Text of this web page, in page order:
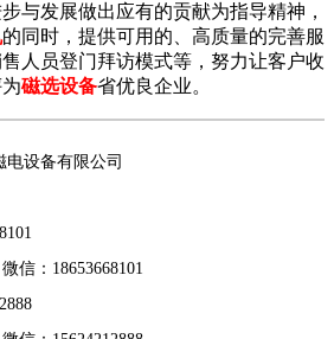
与发展做出应有的贡献为指导精神，
的同时，提供可用的、高质量的完善服
人员登门拜访模式等，努力让客户收
磁选设备省优良企业。
设备有限公司
：18653668101